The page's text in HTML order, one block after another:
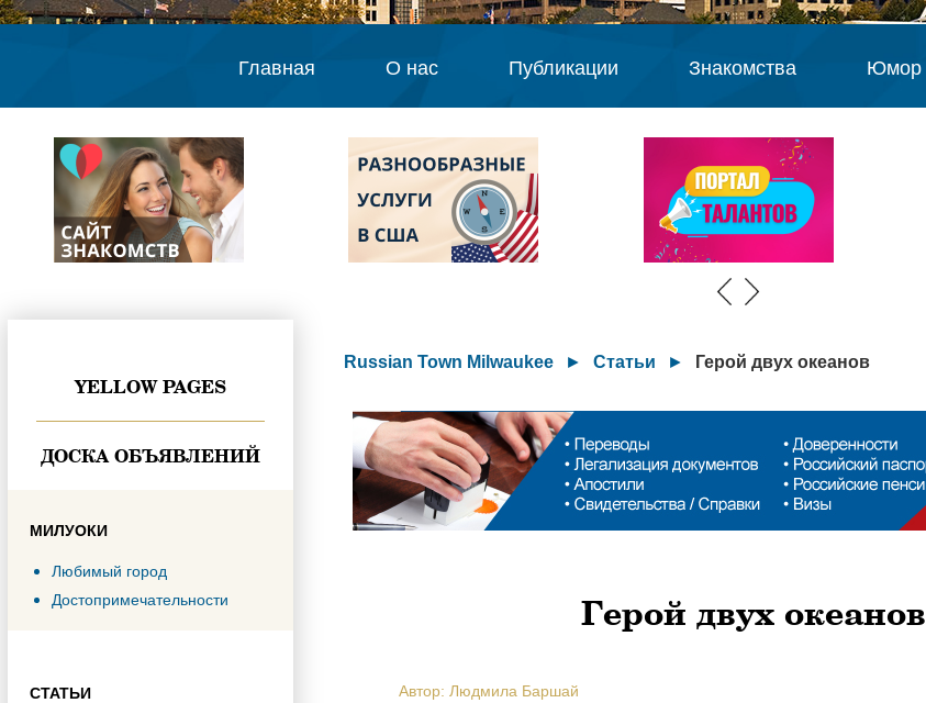
Главная О нас Публикации Знакомства Юмор
YELLOW PAGES
ДОСКА ОБЪЯВЛЕНИЙ
МИЛУОКИ
Любимый город
Достопримечательности
СТАТЬИ
Russian Town Milwaukee ► Статьи ► Герой двух океанов
Герой двух океанов
Автор: Людмила Баршай